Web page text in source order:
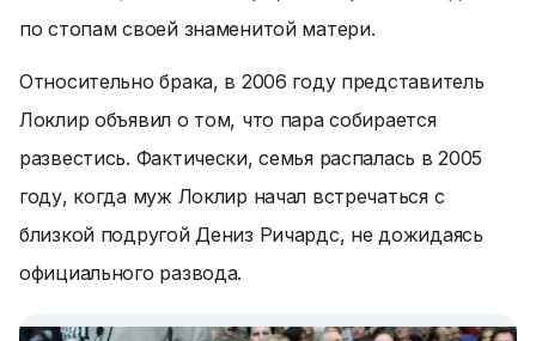
по стопам своей знаменитой матери.
Относительно брака, в 2006 году представитель
Локлир объявил о том, что пара собирается
развестись. Фактически, семья распалась в 2005
году, когда муж Локлир начал встречаться с
близкой подругой Дениз Ричардс, не дожидаясь
официального развода.